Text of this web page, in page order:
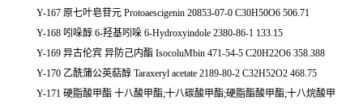
Y-167 原七叶皂苷元 Protoaescigenin 20853-07-0 C30H50O6 506.71
Y-168 吲哚醇 6-羟基吲哚 6-Hydroxyindole 2380-86-1 133.15
Y-169 异古伦宾 异防己内酯 IsocoluMbin 471-54-5 C20H22O6 358.388
Y-170 乙酰蒲公英萜醇 Taraxeryl acetate 2189-80-2 C32H52O2 468.75
Y-171 硬脂酸甲酯 十八酸甲酯;十八碳酸甲酯;硬脂酯酸甲酯;十八烷酸甲